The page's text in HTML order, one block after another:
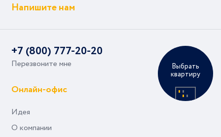
Выбрать
квартиру
Напишите нам
+7 (800) 777-20-20
Перезвоните мне
Онлайн-офис
Идея
О компании